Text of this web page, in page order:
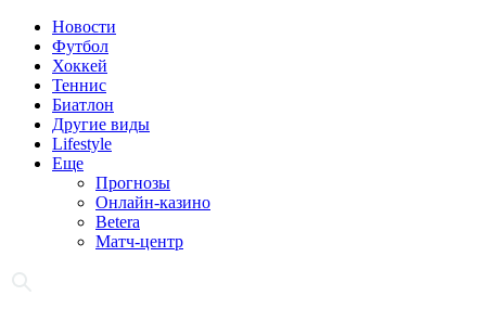
Новости
Футбол
Хоккей
Теннис
Биатлон
Другие виды
Lifestyle
Еще
Прогнозы
Онлайн-казино
Betera
Матч-центр